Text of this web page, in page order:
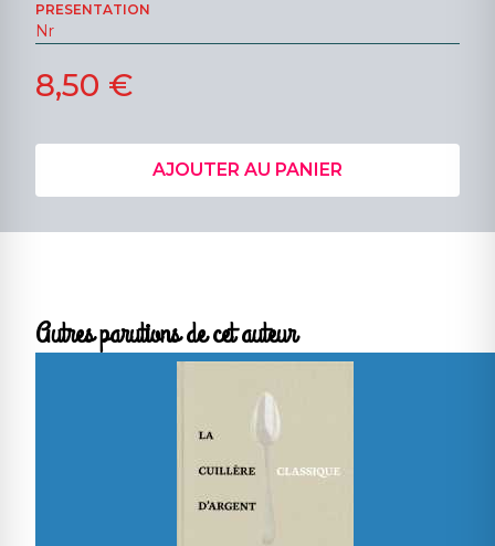
PRESENTATION
Nr
8,50 €
AJOUTER AU PANIER
Autres parutions de cet auteur